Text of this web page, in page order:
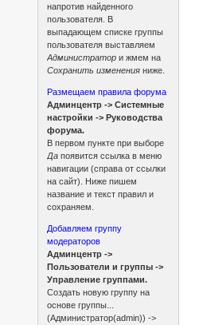
напротив найденного
пользователя. В
выпадающем списке группы
пользователя выставляем
Администратор и жмем на
Сохранить изменения ниже.
Размещаем правила форума
Админцентр -> Системные
настройки -> Руководства
форума.
В первом пункте при выборе
Да появится ссылка в меню
навигации (справа от ссылки
на сайт). Ниже пишем
название и текст правил и
сохраняем.
Добавляем группу
модераторов
Админцентр ->
Пользователи и группы ->
Управление группами.
Создать новую группу на
основе группы...
(Администратор(admin)) ->